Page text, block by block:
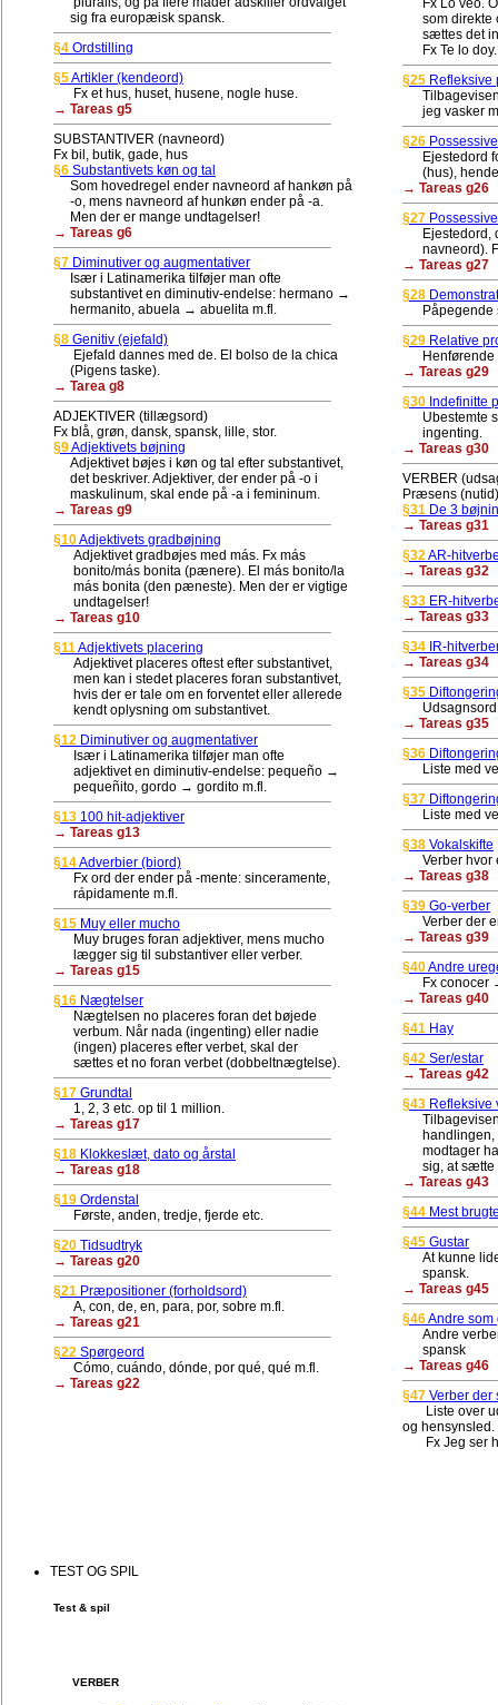
sig fra europæisk spansk.
§4 Ordstilling
§5Artikler (kendeord)
Fx et hus, huset, husene, nogle huse.
→ Tareas g5
SUBSTANTIVER (navneord)
Fx bil, butik, gade, hus
§6 Substantivets køn og tal
Som hovedregel ender navneord af hankøn på
-o, mens navneord af hunkøn ender på -a.
Men der er mange undtagelser!
→ Tareas g6
§7 Diminutiver og augmentativer
Især i Latinamerika tilføjer man ofte
substantivet en diminutiv-endelse: hermano →
hermanito, abuela → abuelita m.fl.
§8 Genitiv (ejefald)
Ejefald dannes med de. El bolso de la chica
(Pigens taske).
→ Tarea g8
ADJEKTIVER (tillægsord)
Fx blå, grøn, dansk, spansk, lille, stor.
§9Adjektivets bøjning
Adjektivet bøjes i køn og tal efter substantivet,
det beskriver. Adjektiver, der ender på -o i
maskulinum, skal ende på -a i femininum.
→ Tareas g9
§10Adjektivets gradbøjning
Adjektivet gradbøjes med más. Fx más
bonito/más bonita (pænere). El más bonito/la
más bonita (den pæneste). Men der er vigtige
undtagelser!
→ Tareas g10
§11Adjektivets placering
Adjektivet placeres oftest efter substantivet,
men kan i stedet placeres foran substantivet,
hvis der er tale om en forventet eller allerede
kendt oplysning om substantivet.
§12 Diminutiver og augmentativer
Især i Latinamerika tilføjer man ofte
adjektivet en diminutiv-endelse: pequeño →
pequeñito, gordo → gordito m.fl.
§13 100 hit-adjektiver
→ Tareas g13
§14Adverbier (biord)
Fx ord der ender på -mente: sinceramente,
rápidamente m.fl.
§15 Muy eller mucho
Muy bruges foran adjektiver, mens mucho
lægger sig til substantiver eller verber.
→ Tareas g15
§16 Nægtelser
Nægtelsen no placeres foran det bøjede
verbum. Når nada (ingenting) eller nadie
(ingen) placeres efter verbet, skal der
sættes et no foran verbet (dobbeltnægtelse).
§17 Grundtal
1, 2, 3 etc. op til 1 million.
→ Tareas g17
§18 Klokkeslæt, dato og årstal
→ Tareas g18
§19 Ordenstal
Første, anden, tredje, fjerde etc.
§20 Tidsudtryk
→ Tareas g20
§21 Præpositioner (forholdsord)
A, con, de, en, para, por, sobre m.fl.
→ Tareas g21
§22 Spørgeord
Cómo, cuándo, dónde, por qué, qué m.fl.
→ Tareas g22
Fx Lo veo.
som direkte
sættes det
Fx Te lo doy.
§25 Refleksive
jeg vasker
§26
Ejestedord
(hus),
→ Tareas g26
§27
Ejestedord,
navneord).
→ Tareas g27
§28
Påpegende
§29 Relative
Henførende
→ Tareas g29
§30 Indefinitte
Ubestemte
ingenting.
→ Tareas g30
VERBER
Præsens (nutid)
§31 De 3
→ Tareas g31
§32AR-
→ Tareas g32
§33 ER-
→ Tareas g33
§34 IR-
→ Tareas g34
§35
Udsagnsord
→ Tareas g35
§36
Liste med
§37
Liste med
§38 Vokalskifte
Verber hvor
→ Tareas g38
§39 Go-verber
Verber der
→ Tareas g39
§40Andre
Fx conocer
→ Tareas g40
§41 Hay
§42 Ser/estar
→ Tareas g42
§43 Refleksive
handlingen,
modtager
sig, at sætte
→ Tareas g43
§44 Mest
§45 Gustar
At kunne lide
spansk.
→ Tareas g45
§46Andre som
Andre
spansk
→ Tareas g46
§47 Verber
Liste over
og hensynsled.
Fx Jeg ser
TEST OG SPIL
Test & spil
VERBER